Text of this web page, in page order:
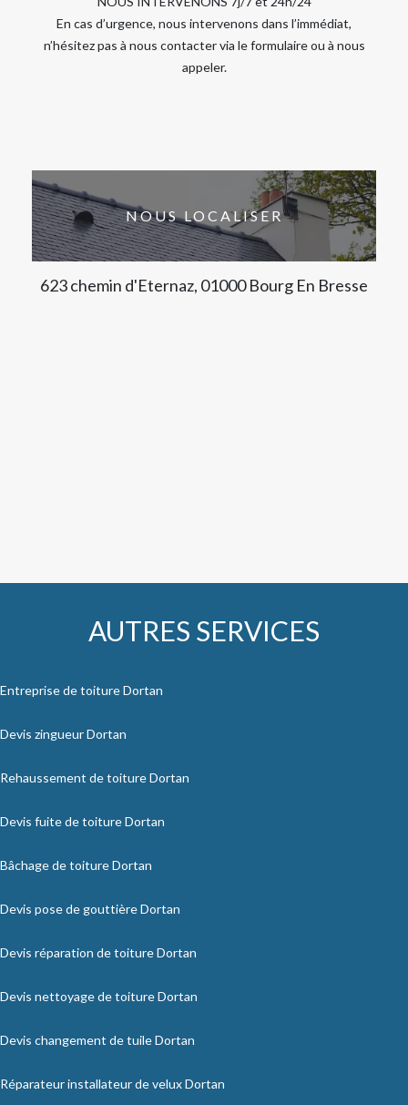
En cas d’urgence, nous intervenons dans l’immédiat,
n’hésitez pas à nous contacter via le formulaire ou à nous
appeler.
NOUS LOCALISER
623 chemin d'Eternaz, 01000 Bourg En Bresse
AUTRES SERVICES
Entreprise de toiture Dortan
Devis zingueur Dortan
Rehaussement de toiture Dortan
Devis fuite de toiture Dortan
Bâchage de toiture Dortan
Devis pose de gouttière Dortan
Devis réparation de toiture Dortan
Devis nettoyage de toiture Dortan
Devis changement de tuile Dortan
Réparateur installateur de velux Dortan